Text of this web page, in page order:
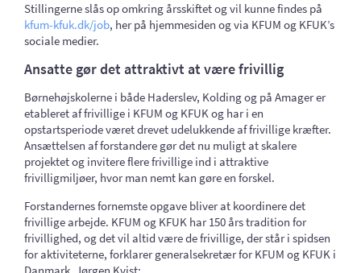
Stillingerne slås op omkring årsskiftet og vil kunne findes på
kfum-kfuk.dk/job, her på hjemmesiden og via KFUM og KFUK’s
sociale medier.
Ansatte gør det attraktivt at være frivillig
Børnehøjskolerne i både Haderslev, Kolding og på Amager er
etableret af frivillige i KFUM og KFUK og har i en
opstartsperiode været drevet udelukkende af frivillige kræfter.
Ansættelsen af forstandere gør det nu muligt at skalere
projektet og invitere flere frivillige ind i attraktive
frivilligmiljøer, hvor man nemt kan gøre en forskel.
Forstandernes fornemste opgave bliver at koordinere det
frivillige arbejde. KFUM og KFUK har 150 års tradition for
frivillighed, og det vil altid være de frivillige, der står i spidsen
for aktiviteterne, forklarer generalsekretær for KFUM og KFUK i